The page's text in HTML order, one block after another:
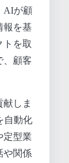
AIが顧
報を基
トを取
、顧客
しま
自動化
定型業
や関係